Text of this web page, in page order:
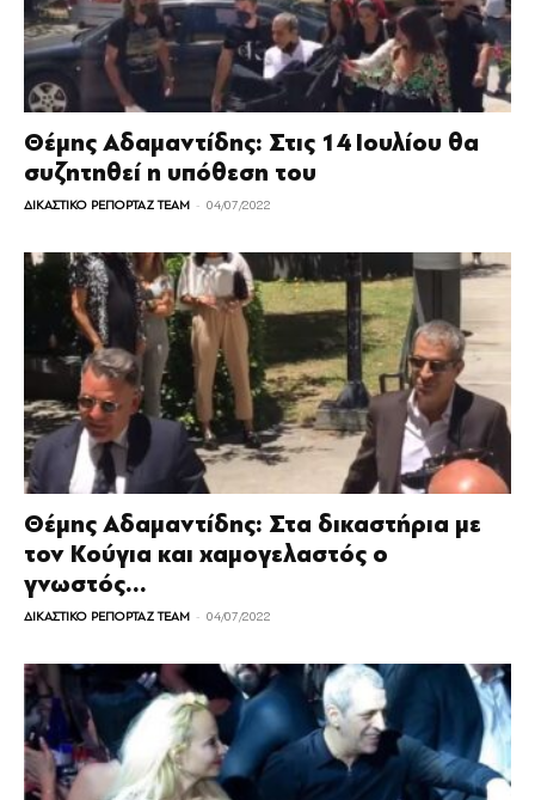
Θέμης Αδαμαντίδης: Στις 14 Ιουλίου θα
συζητηθεί η υπόθεση του
ΔΙΚΑΣΤΙΚΟ ΡΕΠΟΡΤΑΖ TEAM - 04/07/2022
Θέμης Αδαμαντίδης: Στα δικαστήρια με
τον Κούγια και χαμογελαστός ο
γνωστός...
ΔΙΚΑΣΤΙΚΟ ΡΕΠΟΡΤΑΖ TEAM - 04/07/2022